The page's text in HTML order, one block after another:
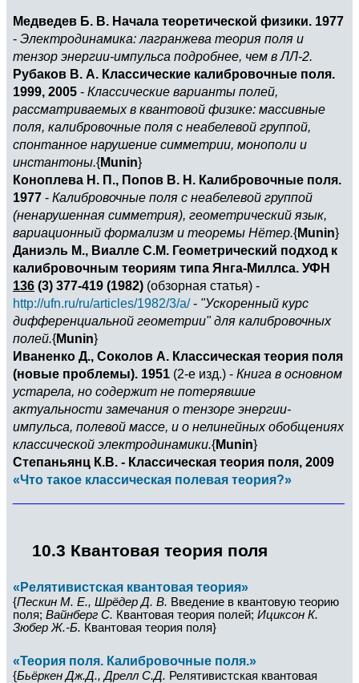
Медведев Б. В. Начала теоретической физики. 1977
- Электродинамика: лагранжева теория поля и
тензор энергии-импульса подробнее, чем в ЛЛ-2.
Рубаков В. А. Классические калибровочные поля.
1999, 2005 - Классические варианты полей,
рассматриваемых в квантовой физике: массивные
поля, калибровочные поля с неабелевой группой,
спонтанное нарушение симметрии, монополи и
инстантоны.{Munin}
Коноплева Н. П., Попов В. Н. Калибровочные поля.
1977 - Калибровочные поля с неабелевой группой
(ненарушенная симметрия), геометрический язык,
вариационный формализм и теоремы Нётер.{Munin}
Даниэль М., Виалле С.М. Геометрический подход к
калибровочным теориям типа Янга-Миллса. УФН
136 (3) 377-419 (1982) (обзорная статья) -
http://ufn.ru/ru/articles/1982/3/a/- "Ускоренный курс
дифференциальной геометрии" для калибровочных
полей.{Munin}
Иваненко Д., Соколов А. Классическая теория поля
(новые проблемы). 1951 (2-е изд.) - Книга в основном
устарела, но содержит не потерявшие
актуальности замечания о тензоре энергии-
импульса, полевой массе, и о нелинейных обобщениях
классической электродинамики.{Munin}
Степаньянц К.В. - Классическая теория поля, 2009
«Что такое классическая полевая теория?»
10.3 Квантовая теория поля
«Релятивистская квантовая теория»
{Пескин М. Е., Шрёдер Д. В. Введение в квантовую теорию
поля; Вайнберг С. Квантовая теория полей; Ициксон К.
Зюбер Ж.-Б. Квантовая теория поля}
«Теория поля. Калибровочные поля.»
{Бьёркен Дж.Д., Дрелл С.Д. Релятивистская квантовая